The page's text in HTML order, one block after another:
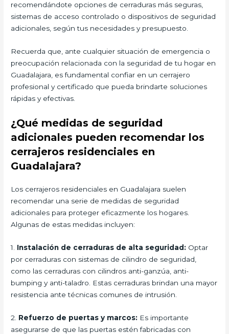
recomendándote opciones de cerraduras más seguras,
sistemas de acceso controlado o dispositivos de seguridad
adicionales, según tus necesidades y presupuesto.
Recuerda que, ante cualquier situación de emergencia o
preocupación relacionada con la seguridad de tu hogar en
Guadalajara, es fundamental confiar en un cerrajero
profesional y certificado que pueda brindarte soluciones
rápidas y efectivas.
¿Qué medidas de seguridad
adicionales pueden recomendar los
cerrajeros residenciales en
Guadalajara?
Los cerrajeros residenciales en Guadalajara suelen
recomendar una serie de medidas de seguridad
adicionales para proteger eficazmente los hogares.
Algunas de estas medidas incluyen:
1. Instalación de cerraduras de alta seguridad: Optar
por cerraduras con sistemas de cilindro de seguridad,
como las cerraduras con cilindros anti-ganzúa, anti-
bumping y anti-taladro. Estas cerraduras brindan una mayor
resistencia ante técnicas comunes de intrusión.
2. Refuerzo de puertas y marcos: Es importante
asegurarse de que las puertas estén fabricadas con